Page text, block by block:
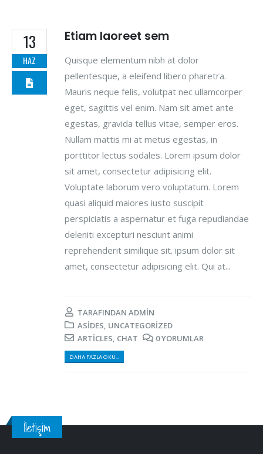
13
HAZ
Etiam laoreet sem
Quisque elementum nibh at dolor
pellentesque, a eleifend libero pharetra.
Mauris neque felis, volutpat nec ullamcorper
eget, sagittis vel enim. Nam sit amet ante
egestas, gravida tellus vitae, semper eros.
Nullam mattis mi at metus egestas, in
porttitor lectus sodales. Lorem ipsum dolor
sit amet, consectetur adipisicing elit.
Voluptate laborum vero voluptatum. Lorem
quasi aliquid maiores iusto suscipit
perspiciatis a aspernatur et fuga repudiandae
deleniti excepturi nesciunt animi
reprehenderit similique sit. ipsum dolor sit
amet, consectetur adipisicing elit. Qui at...
TARAFINDAN ADMIN
ASIDES, UNCATEGORIZED
ARTICLES, CHAT 0 YORUMLAR
DAHA FAZLA OKU...
İletişim